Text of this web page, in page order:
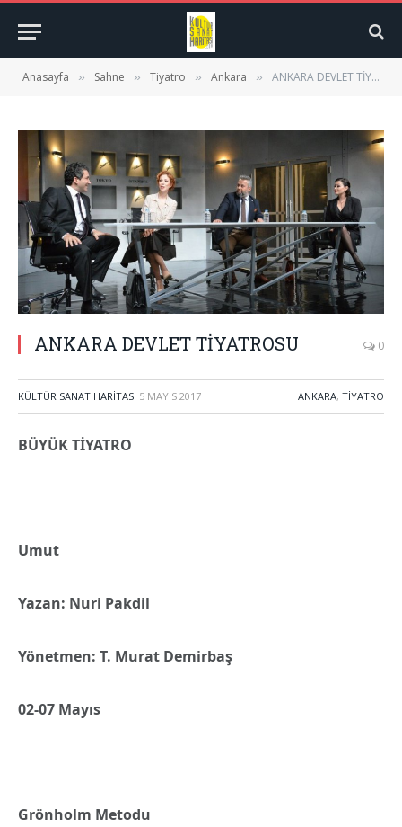
Anasayfa » Sahne » Tiyatro » Ankara » ANKARA DEVLET TİYATROSU
ANKARA DEVLET TİYATROSU 0
KÜLTÜR SANAT HARITASI 5 MAYIS 2017 ANKARA, TIYATRO
BÜYÜK TİYATRO
Umut
Yazan: Nuri Pakdil
Yönetmen: T. Murat Demirbaş
02-07 Mayıs
Grönholm Metodu